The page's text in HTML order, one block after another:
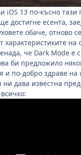
iOS 13 по-късно тази
достигне есента,
обаче, отново
характеристиките на
че Dark Mode е
би предложило
и по-добро здраве на
дава известна